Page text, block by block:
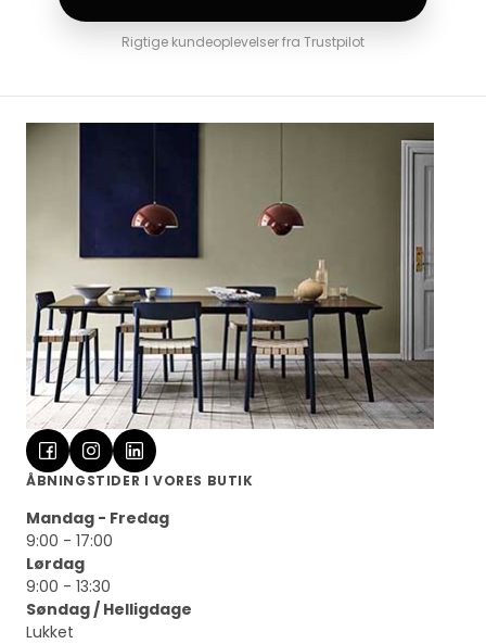
Rigtige kundeoplevelser fra Trustpilot
ÅBNINGSTIDER I VORES BUTIK
Mandag - Fredag
9:00 - 17:00
Lørdag
9:00 - 13:30
Søndag / Helligdage
Lukket